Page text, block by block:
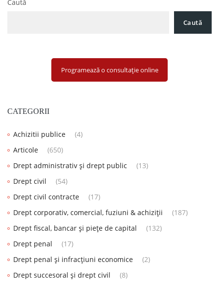
Caută
Caută
Programează o consultație online
CATEGORII
Achizitii publice
(4)
Articole
(650)
Drept administrativ și drept public
(13)
Drept civil
(54)
Drept civil contracte
(17)
Drept corporativ, comercial, fuziuni & achiziții
(187)
Drept fiscal, bancar și piețe de capital
(132)
Drept penal
(17)
Drept penal și infracțiuni economice
(2)
Drept succesoral și drept civil
(8)